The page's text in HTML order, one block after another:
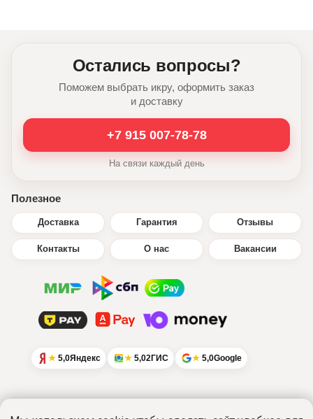
Остались вопросы?
Поможем выбрать икру, оформить заказ
и доставку
+7 915 007-78-78
На связи каждый день
Полезное
Доставка Гарантия Отзывы
Контакты О нас Вакансии
5,0Яндекс 5,02ГИС 5,0Google